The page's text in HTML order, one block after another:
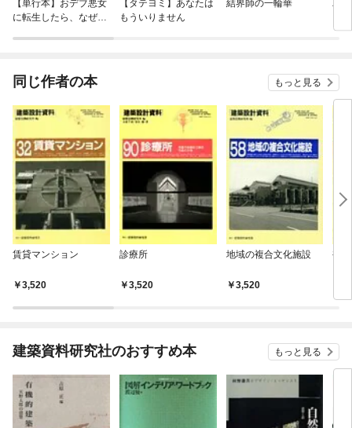
【単行本】おデブ悪女
に転生したら、なぜか
【タテヨミ】あなたは
もういりません
結界師の一輪華
バ
今
同じ作者の本 もっと見る
賃貸マンション
3,520
診療所
3,520
地域の複合文化施設
3,520
複
建築資料研究社のおすすめ本 もっと見る